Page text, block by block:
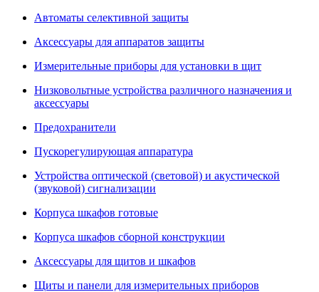
Автоматы селективной защиты
Аксессуары для аппаратов защиты
Измерительные приборы для установки в щит
Низковольтные устройства различного назначения и
аксессуары
Предохранители
Пускорегулирующая аппаратура
Устройства оптической (световой) и акустической
(звуковой) сигнализации
Корпуса шкафов готовые
Корпуса шкафов сборной конструкции
Аксессуары для щитов и шкафов
Щиты и панели для измерительных приборов